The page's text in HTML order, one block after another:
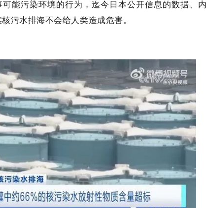
能污染环境的行为，迄今日本公开信息的数据、内
污水排海不会给人类造成危害。